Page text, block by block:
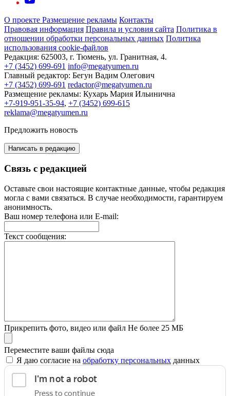
О проекте Размещение рекламы Контакты
Правовая информация Правила и условия сайта Политика в
отношении обработки персональных данных Политика
использования cookie-файлов
Редакция: 625003, г. Тюмень, ул. Гранитная, 4.
+7 (3452) 699-691 info@megatyumen.ru
Главный редактор: Бегун Вадим Олегович
+7 (3452) 699-691 redactor@megatyumen.ru
Размещение рекламы: Кухарь Мария Ильинична
+7-919-951-35-94, +7 (3452) 699-615
reklama@megatyumen.ru
Предложить новость
Написать в редакцию
Связь с редакцией
Оставьте свои настоящие контактные данные, чтобы редакция
могла с вами связаться. В случае необходимости, гарантируем
анонимность.
Ваш номер телефона или E-mail:
Текст сообщения:
Прикрепить фото, видео или файл Не более 25 МБ
Переместите ваши файлы сюда
Я даю согласие на обработку персональных данных